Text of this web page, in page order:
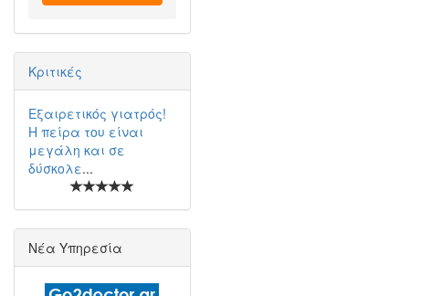
Κριτικές
Εξαιρετικός γιατρός!
Η πείρα του είναι
μεγάλη και σε
δύσκολε...
Νέα Υπηρεσία